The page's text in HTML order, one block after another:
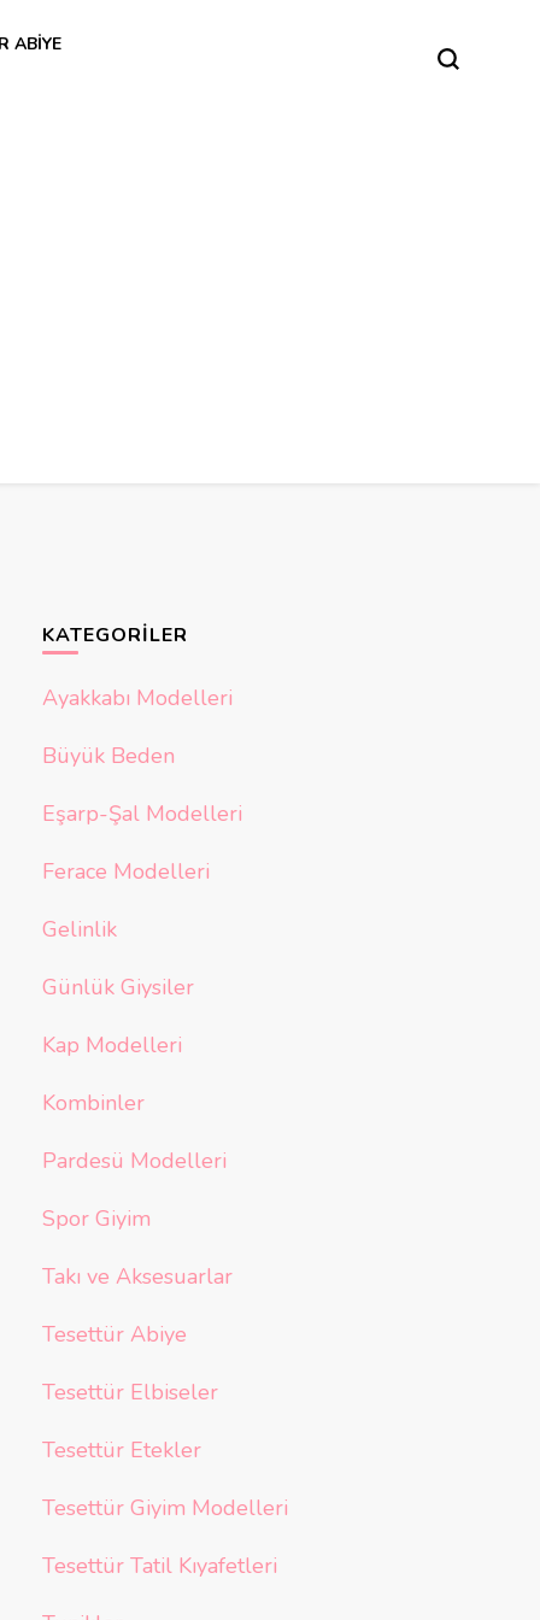
ABIYE
KATEGORILER
Ayakkabı Modelleri
Büyük Beden
Eşarp-Şal Modelleri
Ferace Modelleri
Gelinlik
Günlük Giysiler
Kap Modelleri
Kombinler
Pardesü Modelleri
Spor Giyim
Takı ve Aksesuarlar
Tesettür Abiye
Tesettür Elbiseler
Tesettür Etekler
Tesettür Giyim Modelleri
Tesettür Tatil Kıyafetleri